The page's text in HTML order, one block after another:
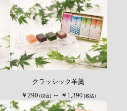
クラッシック羊羹
￥290 (税込)～ ￥1,390 (税込)